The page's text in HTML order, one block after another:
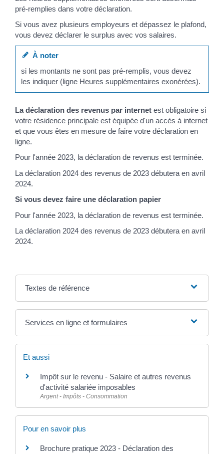
pré-remplies dans votre déclaration.
Si vous avez plusieurs employeurs et dépassez le plafond,
vous devez déclarer le surplus avec vos salaires.
À noter
si les montants ne sont pas pré-remplis, vous devez
les indiquer (ligne Heures supplémentaires exonérées).
La déclaration des revenus par internet est obligatoire si
votre résidence principale est équipée d'un accès à internet
et que vous êtes en mesure de faire votre déclaration en
ligne.
Pour l'année 2023, la déclaration de revenus est terminée.
La déclaration 2024 des revenus de 2023 débutera en avril
2024.
Si vous devez faire une déclaration papier
Pour l'année 2023, la déclaration de revenus est terminée.
La déclaration 2024 des revenus de 2023 débutera en avril
2024.
Textes de référence
Services en ligne et formulaires
Et aussi
Impôt sur le revenu - Salaire et autres revenus
d'activité salariée imposables
Argent - Impôts - Consommation
Pour en savoir plus
Brochure pratique 2023 - Déclaration des